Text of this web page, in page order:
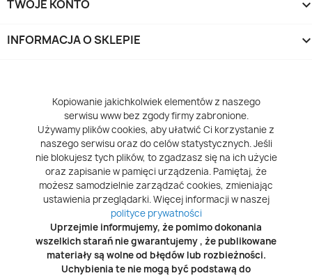
TWOJE KONTO
INFORMACJA O SKLEPIE
Kopiowanie jakichkolwiek elementów z naszego
serwisu www bez zgody firmy zabronione.
Używamy plików cookies, aby ułatwić Ci korzystanie z
naszego serwisu oraz do celów statystycznych. Jeśli
nie blokujesz tych plików, to zgadzasz się na ich użycie
oraz zapisanie w pamięci urządzenia. Pamiętaj, że
możesz samodzielnie zarządzać cookies, zmieniając
ustawienia przeglądarki. Więcej informacji w naszej
polityce prywatności
Uprzejmie informujemy, że pomimo dokonania
wszelkich starań nie gwarantujemy , że publikowane
materiały są wolne od błędów lub rozbieżności.
Uchybienia te nie mogą być podstawą do